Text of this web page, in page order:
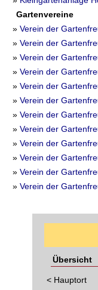
Gartenvereine
» Verein der
» Verein der
» Verein der
» Verein der
» Verein der
» Verein der
» Verein der
» Verein der
» Verein der
» Verein der
» Verein der
» Verein der
Übersicht
< Hauptort